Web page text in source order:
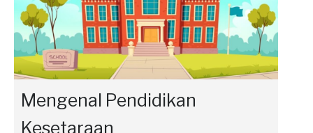
Mengenal Pendidikan
Kesetaraan